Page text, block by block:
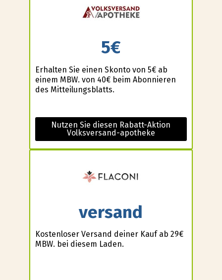
5€
Erhalten Sie einen Skonto von 5€ ab
einem MBW. von 40€ beim Abonnieren
des Mitteilungsblatts.
Nutzen Sie diesen Rabatt-Aktion
Volksversand-apotheke
versand
Kostenloser Versand deiner Kauf ab 29€
MBW. bei diesem Laden.